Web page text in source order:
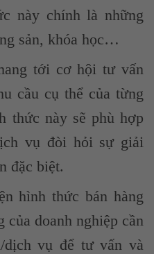
này chính là những
sản, khóa học…
tới cơ hội tư vấn
cầu cụ thể của từng
thức này sẽ phù hợp
vụ đòi hỏi sự giải
đặc biệt.
hình thức bán hàng
của doanh nghiệp cần
dịch vụ để tư vấn và